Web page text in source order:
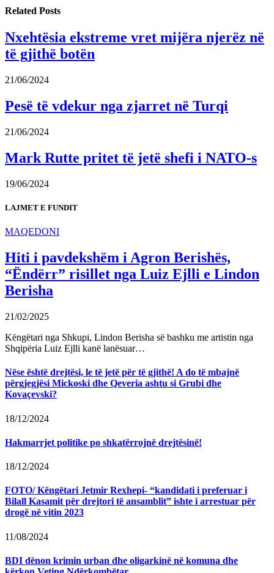
Related Posts
Nxehtësia ekstreme vret mijëra njerëz në
të gjithë botën
21/06/2024
Pesë të vdekur nga zjarret në Turqi
21/06/2024
Mark Rutte pritet të jetë shefi i NATO-s
19/06/2024
LAJMET E FUNDIT
MAQEDONI
Hiti i pavdekshëm i Agron Berishës,
“Ëndërr” risillet nga Luiz Ejlli e Lindon
Berisha
21/02/2025
Këngëtari nga Shkupi, Lindon Berisha së bashku me artistin nga
Shqipëria Luiz Ejlli kanë lanësuar…
Nëse është drejtësi, le të jetë për të gjithë! A do të mbajnë
përgjegjësi Mickoski dhe Qeveria ashtu si Grubi dhe
Kovaçevski?
18/12/2024
Hakmarrjet politike po shkatërrojnë drejtësinë!
18/12/2024
FOTO/ Këngëtari Jetmir Rexhepi- “kandidati i preferuar i
Bilall Kasamit për drejtori të ansamblit” ishte i arrestuar për
drogë në vitin 2023
11/08/2024
BDI dënon krimin urban dhe oligarkinë në komuna dhe